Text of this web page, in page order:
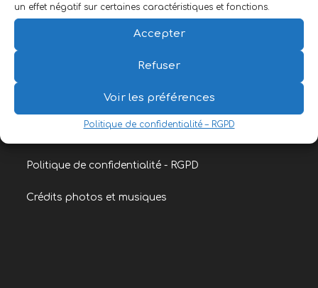
un effet négatif sur certaines caractéristiques et fonctions.
Accepter
Refuser
Voir les préférences
Politique de confidentialité – RGPD
Politique de confidentialité - RGPD
Crédits photos et musiques